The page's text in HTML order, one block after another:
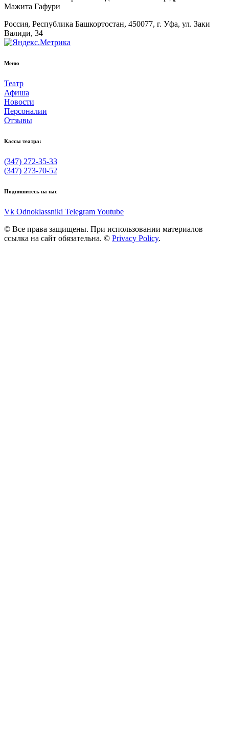
Мажита Гафури
Россия, Республика Башкортостан, 450077, г. Уфа, ул. Заки
Валиди, 34
Меню
Театр
Афиша
Новости
Персоналии
Отзывы
Кассы театра:
(347) 272-35-33
(347) 273-70-52
Подпишитесь на нас
Vk Odnoklassniki TelegramYoutube
© Все права защищены. При использовании материалов
ссылка на сайт обязательна. © Privacy Policy.